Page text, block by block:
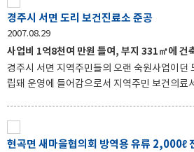
애인들이 민원처리에 불편함이 없도록 휠체어
치하여 적극 활용할 것을 강조하였으며, 나아가
근하게 다가가 편안함을 줄 수 있는 면사무소가
다고 하였다.
경주시 서면 도리 보건진료소 준공
2007.08.29
사업비 1억8천여 만원 들여, 부지 331㎡에 건
경주시 서면 지역주민들의 오랜 숙원사업이던
립돼 운영에 들어감으로서 지역주민 보건의료
공에 들어가 이번에 준공됐다. 최신 철근콘크리트 건물로 신축한 서면 도리
현곡면 새마을협의회 방역용 유류 2,000ℓ